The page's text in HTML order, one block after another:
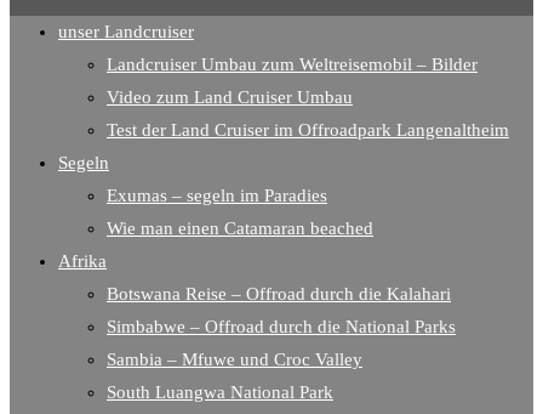
unser Landcruiser
Landcruiser Umbau zum Weltreisemobil – Bilder
Video zum Land Cruiser Umbau
Test der Land Cruiser im Offroadpark Langenaltheim
Segeln
Exumas – segeln im Paradies
Wie man einen Catamaran beached
Afrika
Botswana Reise – Offroad durch die Kalahari
Simbabwe – Offroad durch die National Parks
Sambia – Mfuwe und Croc Valley
South Luangwa National Park